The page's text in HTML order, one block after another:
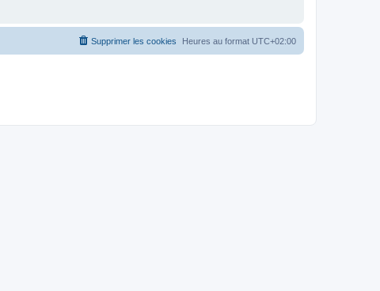
Heures au format UTC+02:00
Supprimer les cookies